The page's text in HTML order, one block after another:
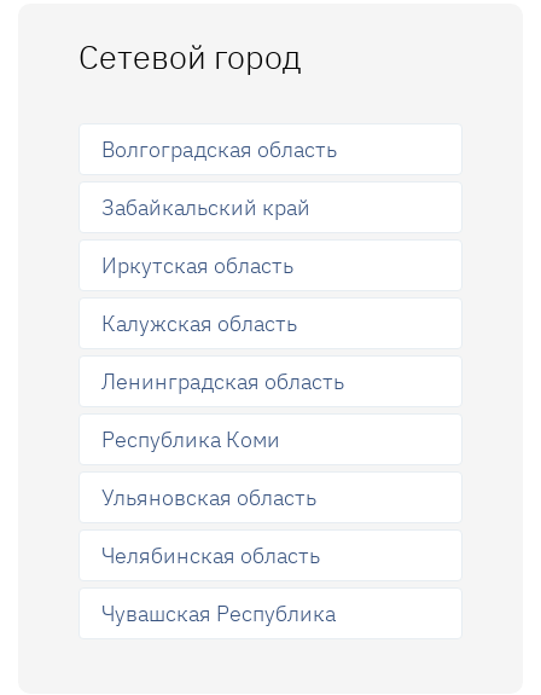
Сетевой город
Волгоградская область
Забайкальский край
Иркутская область
Калужская область
Ленинградская область
Республика Коми
Ульяновская область
Челябинская область
Чувашская Республика